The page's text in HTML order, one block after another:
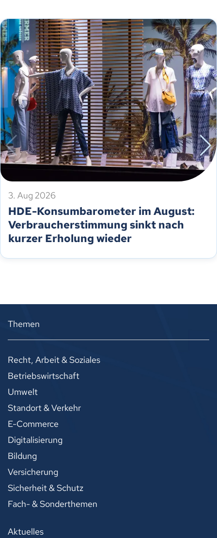
3. Aug 2026
HDE-Konsumbarometer im August:
Verbraucherstimmung sinkt nach
kurzer Erholung wieder
Themen
Recht, Arbeit & Soziales
Betriebswirtschaft
Umwelt
Standort & Verkehr
E-Commerce
Digitalisierung
Bildung
Versicherung
Sicherheit & Schutz
Fach- & Sonderthemen
Aktuelles